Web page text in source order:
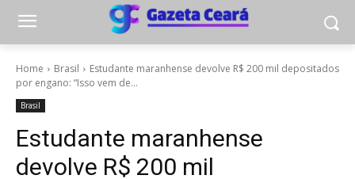
Home Brasil
Estudante maranhense devolve R$ 200 mil depositados
por engano: “Isso vem de...
Brasil
Estudante maranhense
devolve R$ 200 mil